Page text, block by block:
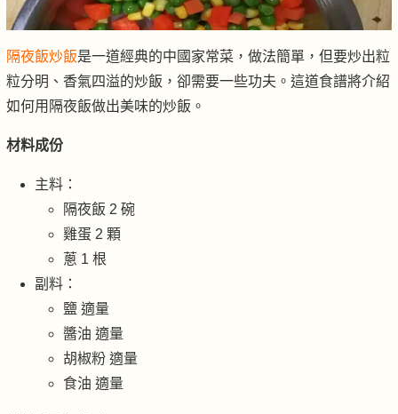
隔夜飯炒飯是一道經典的中國家常菜，做法簡單，但要炒出粒
粒分明、香氣四溢的炒飯，卻需要一些功夫。這道食譜將介紹
如何用隔夜飯做出美味的炒飯。
材料成份
主料：
隔夜飯 2 碗
雞蛋 2 顆
蔥 1 根
副料：
鹽 適量
醬油 適量
胡椒粉 適量
食油 適量